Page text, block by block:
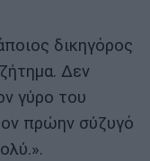
δικηγόρος
Δεν
γύρο του
πρώην σύζυγό